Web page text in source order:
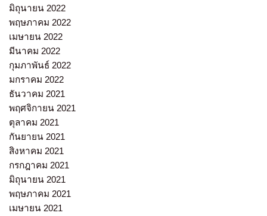
มิถุนายน 2022
พฤษภาคม 2022
เมษายน 2022
มีนาคม 2022
กุมภาพันธ์ 2022
มกราคม 2022
ธันวาคม 2021
พฤศจิกายน 2021
ตุลาคม 2021
กันยายน 2021
สิงหาคม 2021
กรกฎาคม 2021
มิถุนายน 2021
พฤษภาคม 2021
เมษายน 2021